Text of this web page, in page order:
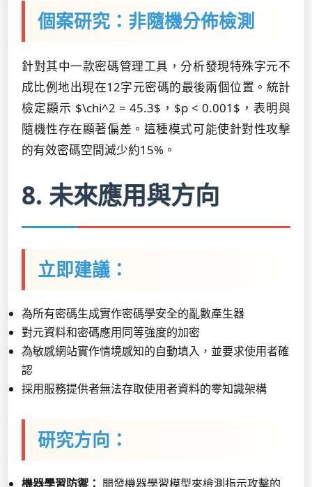
個案研究：非隨機分佈檢測
針對其中一款密碼管理工具，分析發現特殊字元不
成比例地出現在12字元密碼的最後兩個位置。統計
檢定顯示 $\chi^2 = 45.3$，$p < 0.001$，表明與
隨機性存在顯著偏差。這種模式可能使針對性攻擊
的有效密碼空間減少約15%。
8. 未來應用與方向
立即建議：
為所有密碼生成實作密碼學安全的亂數產生器
對元資料和密碼應用同等強度的加密
為敏感網站實作情境感知的自動填入，並要求使用者確
認
採用服務提供者無法存取使用者資料的零知識架構
研究方向：
機器學習防禦： 開發機器學習模型來檢測指示攻擊的